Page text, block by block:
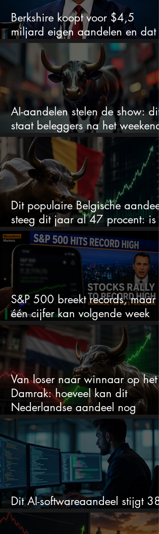
Berkshire koopt voor $4,5
miljard eigen aandelen en dat
zegt veel over de waardering
AI-aandelen stelen de show: dit
staat beleggers na het weekend
te wachten
Dit populaire Belgische aandeel
steeg dit jaar al 47 procent: is
ruimte voor meer?
S&P 500 breekt records, maar
één cijfer kan volgende week
alles veranderen
Van loser naar winnaar op het
Damrak: hoeveel kan dit
Nederlandse aandeel nog
stijgen?
Dit AI-softwareaandeel stijgt
en zet de SaaS-crash op zijn